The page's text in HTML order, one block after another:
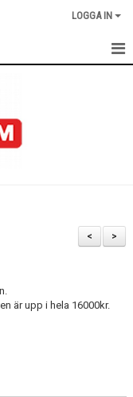
LOGGA IN
>
<
är upp i hela 16000kr.